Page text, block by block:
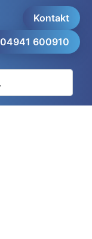
Kontakt
04941 600910